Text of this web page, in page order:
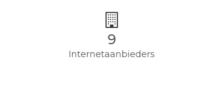
9
Internetaanbieders